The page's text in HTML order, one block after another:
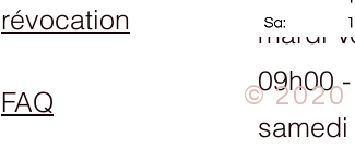
révocation
FAQ
mardi
09h00
samedi
© 2020